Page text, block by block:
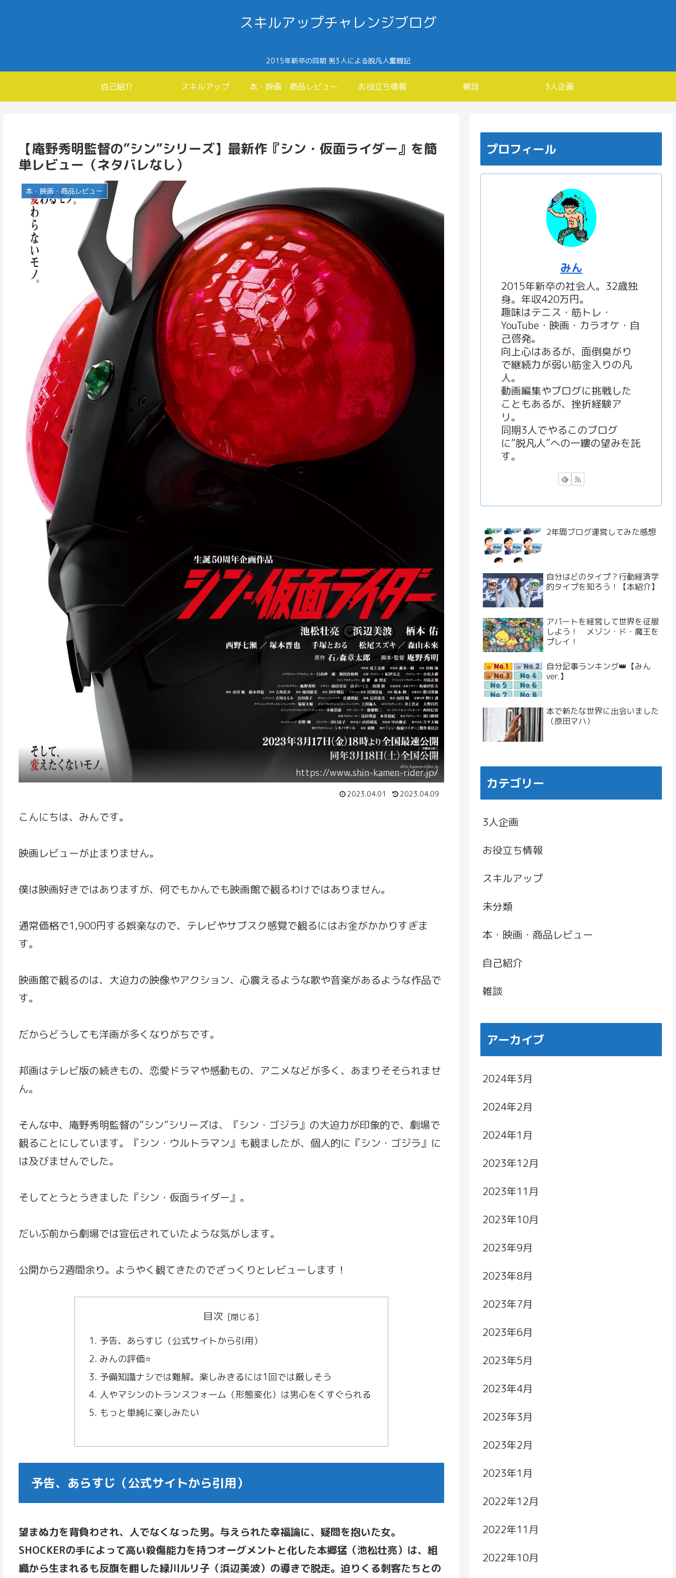
スキルアップチャレンジブログ
2015年新卒の同期 男3人による脱凡人奮闘記
自己紹介 スキルアップ 本・映画・商品レビュー お役立ち情報 雑談 3人企画
【庵野秀明監督の”シン”シリーズ】最新作『シン・仮面ライダー』を簡
単レビュー（ネタバレなし）
本・映画・商品レビュー
https://www.shin-kamen-rider.jp/
2023.04.01 2023.04.09
こんにちは、みんです。
映画レビューが止まりません。
僕は映画好きではありますが、何でもかんでも映画館で観るわけではありません。
通常価格で1,900円する娯楽なので、テレビやサブスク感覚で観るにはお金がかかりすぎま
す。
映画館で観るのは、大迫力の映像やアクション、心震えるような歌や音楽があるような作品で
す。
だからどうしても洋画が多くなりがちです。
邦画はテレビ版の続きもの、恋愛ドラマや感動もの、アニメなどが多く、あまりそそられませ
ん。
そんな中、庵野秀明監督の”シン”シリーズは、『シン・ゴジラ』の大迫力が印象的で、劇場で
観ることにしています。『シン・ウルトラマン』も観ましたが、個人的に『シン・ゴジラ』に
は及びませんでした。
そしてとうとうきました『シン・仮面ライダー』。
だいぶ前から劇場では宣伝されていたような気がします。
公開から2週間余り。ようやく観てきたのでざっくりとレビューします！
目次
予告、あらすじ（公式サイトから引用）
みんの評価⭐️
予備知識ナシでは難解。楽しみきるには1回では厳しそう
人やマシンのトランスフォーム（形態変化）は男心をくすぐられる
もっと単純に楽しみたい
予告、あらすじ（公式サイトから引用）
望まぬ力を背負わされ、人でなくなった男。与えられた幸福論に、疑問を抱いた女。
SHOCKERの手によって高い殺傷能力を持つオーグメントと化した本郷猛（池松壮亮）は、組
織から生まれるも反旗を翻した緑川ルリ子（浜辺美波）の導きで脱走。迫りくる刺客たちとの
プロフィール
みん
2015年新卒の社会人。32歳独
身。年収420万円。
趣味はテニス・筋トレ・
YouTube・映画・カラオケ・自
己啓発。
向上心はあるが、面倒臭がり
で継続力が弱い筋金入りの凡
人。
動画編集やブログに挑戦した
こともあるが、挫折経験ア
リ。
同期3人でやるこのブログ
に”脱凡人”への一縷の望みを託
す。
2年間ブログ運営してみた感想
自分はどのタイプ？行動経済学
的タイプを知ろう！【本紹介】
アパートを経営して世界を征服
しよう！ メゾン・ド・魔王を
プレイ！
自分記事ランキング👑【みん
ver.】
本で新たな世界に出会いました
（原田マハ）
カテゴリー
3人企画
お役立ち情報
スキルアップ
未分類
本・映画・商品レビュー
自己紹介
雑談
アーカイブ
2024年3月
2024年2月
2024年1月
2023年12月
2023年11月
2023年10月
2023年9月
2023年8月
2023年7月
2023年6月
2023年5月
2023年4月
2023年3月
2023年2月
2023年1月
2022年12月
2022年11月
2022年10月